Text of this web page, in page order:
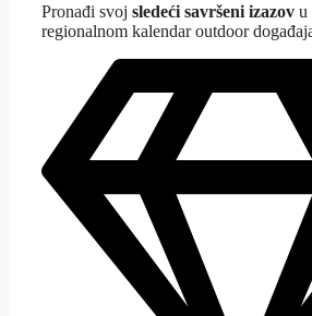
Pronađi svoj sledeći savršeni izazov u
regionalnom kalendar outdoor